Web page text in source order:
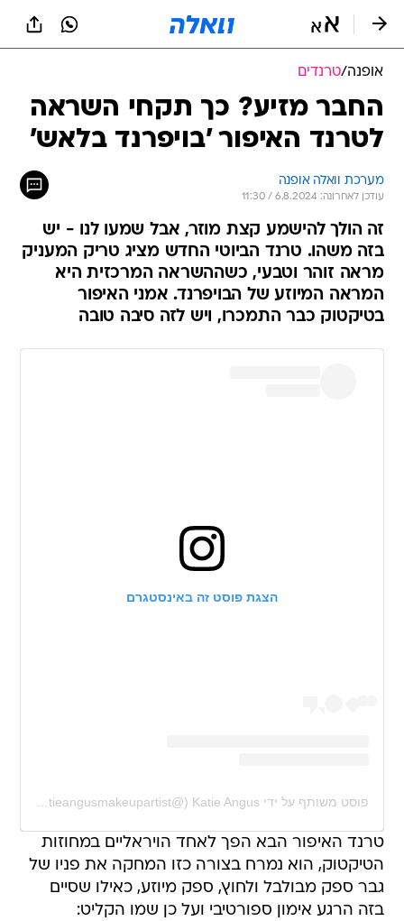
אופנה/טרנדים
החבר מזיע? כך תקחי השראה
לטרנד האיפור 'בויפרנד בלאש'
מערכת וואלה אופנה
עודכן לאחרונה: 6.8.2024 / 11:30
זה הולך להישמע קצת מוזר, אבל שמעו לנו - יש
בזה משהו. טרנד הביוטי החדש מציג טריק המעניק
מראה זוהר וטבעי, כשההשראה המרכזית היא
המראה המיוזע של הבויפרנד. אמני האיפור
בטיקטוק כבר התמכרו, ויש לזה סיבה טובה
הצגת פוסט זה באינסטגרם
פוסט משותף על ידי ‏‎Katie Angus‎‏ (@‏‎katieangusmakeupartist‎‏)
טרנד האיפור הבא הפך לאחד הויראליים במחוזות
הטיקטוק, הוא נמרח בצורה כזו המחקה את פניו של
גבר ספק מבולבל ולחוץ, ספק מיוזע, כאילו שסיים
בזה הרגע אימון ספורטיבי ועל כן שמו הקליט: